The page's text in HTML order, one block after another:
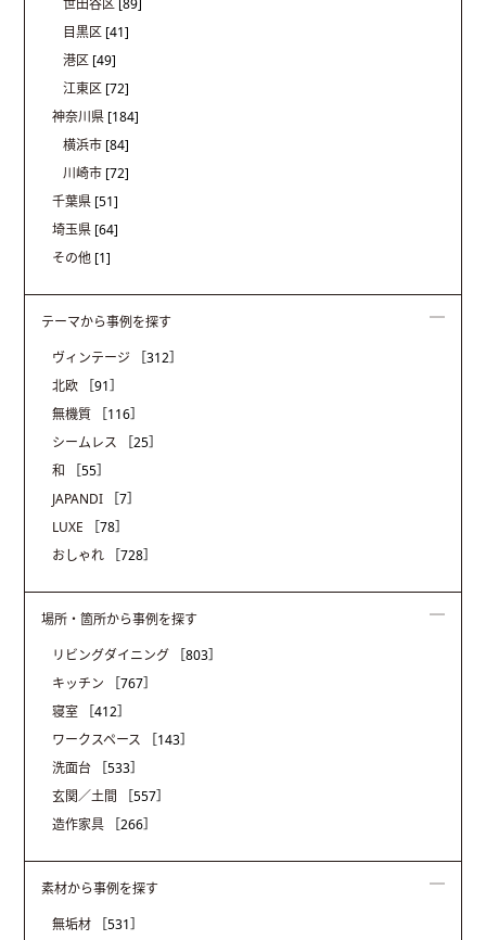
目黒区 [41]
港区 [49]
江東区 [72]
神奈川県 [184]
横浜市 [84]
川崎市 [72]
千葉県 [51]
埼玉県 [64]
その他 [1]
テーマから事例を探す
ヴィンテージ
［312］
北欧
［91］
無機質
［116］
シームレス
［25］
和
［55］
JAPANDI
［7］
LUXE
［78］
おしゃれ
［728］
場所・箇所から事例を探す
リビングダイニング
［803］
キッチン
［767］
寝室
［412］
ワークスペース
［143］
洗面台
［533］
玄関／土間
［557］
造作家具
［266］
素材から事例を探す
無垢材
［531］